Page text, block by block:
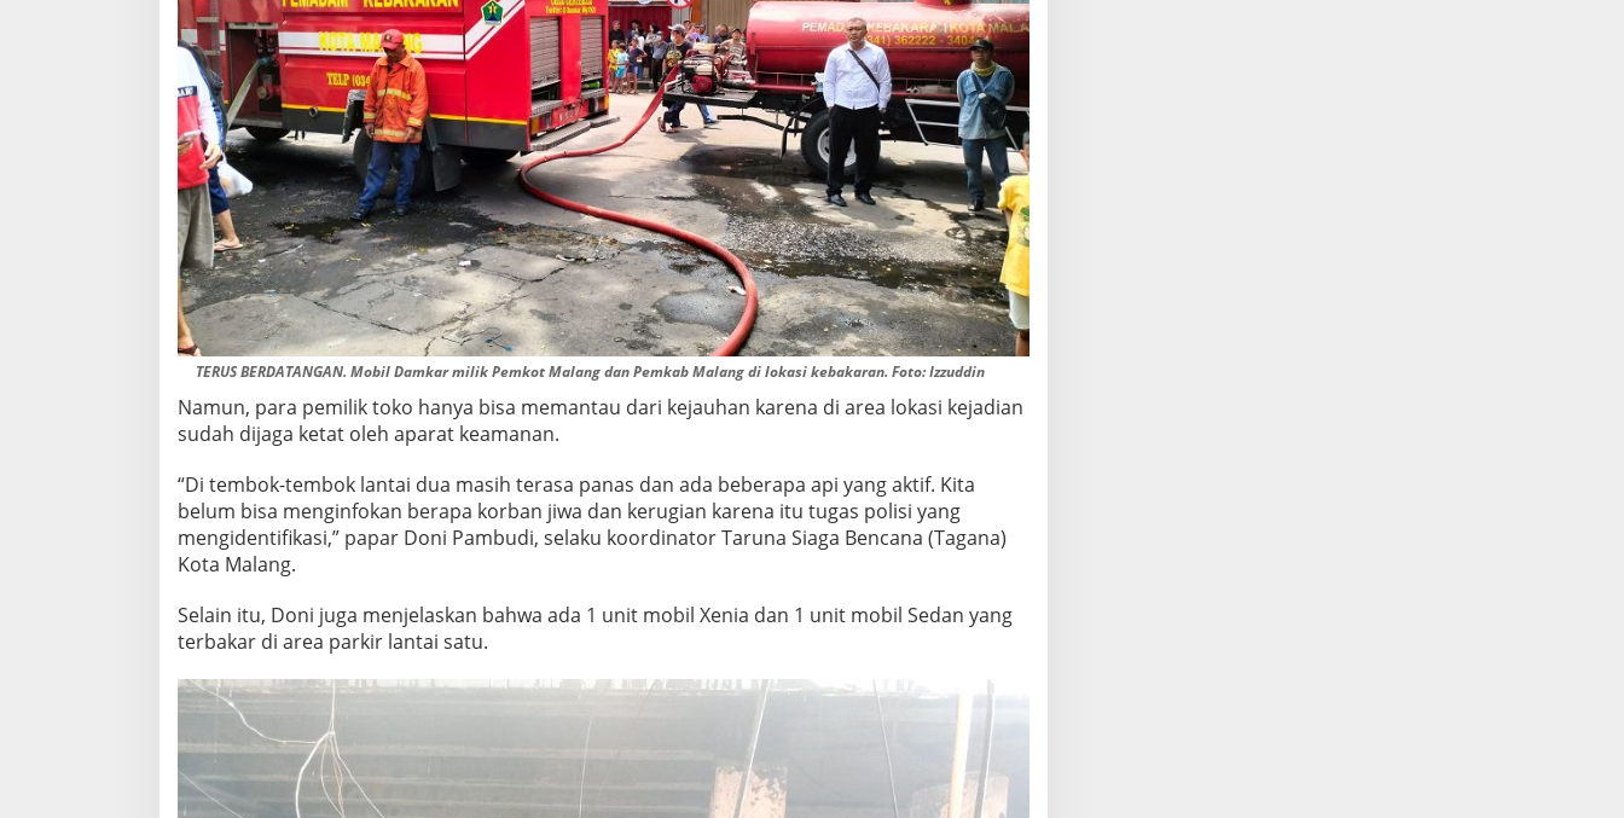
TERUS BERDATANGAN. Mobil Damkar milik Pemkot Malang dan Pemkab Malang di lokasi kebakaran. Foto: Izzuddin
Namun, para pemilik toko hanya bisa memantau dari kejauhan karena di area lokasi kejadian
sudah dijaga ketat oleh aparat keamanan.
“Di tembok-tembok lantai dua masih terasa panas dan ada beberapa api yang aktif. Kita
belum bisa menginfokan berapa korban jiwa dan kerugian karena itu tugas polisi yang
mengidentifikasi,” papar Doni Pambudi, selaku koordinator Taruna Siaga Bencana (Tagana)
Kota Malang.
Selain itu, Doni juga menjelaskan bahwa ada 1 unit mobil Xenia dan 1 unit mobil Sedan yang
terbakar di area parkir lantai satu.